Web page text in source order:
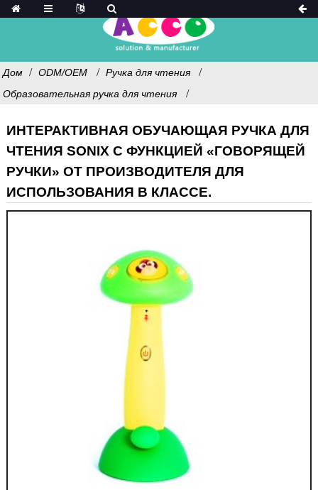
Дом ODM/OEM
Ручка для чтения
Образовательная ручка для чтения
ИНТЕРАКТИВНАЯ ОБУЧАЮЩАЯ РУЧКА ДЛЯ
ЧТЕНИЯ SONIX С ФУНКЦИЕЙ «ГОВОРЯЩЕЙ
РУЧКИ» ОТ ПРОИЗВОДИТЕЛЯ ДЛЯ
ИСПОЛЬЗОВАНИЯ В КЛАССЕ.